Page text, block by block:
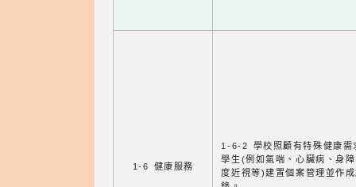
1-6 健康服務
1-6-2 學校照顧有特殊健康需
學生(例如氣喘、心臟病、身
度近視等)建置個案管理並作